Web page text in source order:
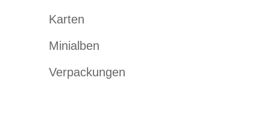
Karten
Minialben
Verpackungen